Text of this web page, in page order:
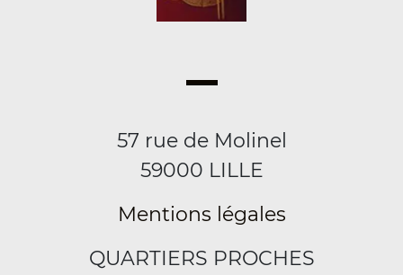
57 rue de Molinel
59000 LILLE
Mentions légales
QUARTIERS PROCHES